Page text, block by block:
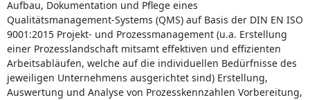
Aufbau, Dokumentation und Pflege eines
Qualitätsmanagement-Systems (QMS) auf Basis der DIN EN ISO
9001:2015 Projekt- und Prozessmanagement (u.a. Erstellung
einer Prozesslandschaft mitsamt effektiven und effizienten
Arbeitsabläufen, welche auf die individuellen Bedürfnisse des
jeweiligen Unternehmens ausgerichtet sind) Erstellung,
Auswertung und Analyse von Prozesskennzahlen Vorbereitung,